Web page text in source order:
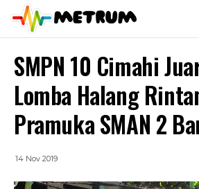
SMPN 10 Cimahi
Lomba Halang
Pramuka SMAN 2
14 Nov 2019